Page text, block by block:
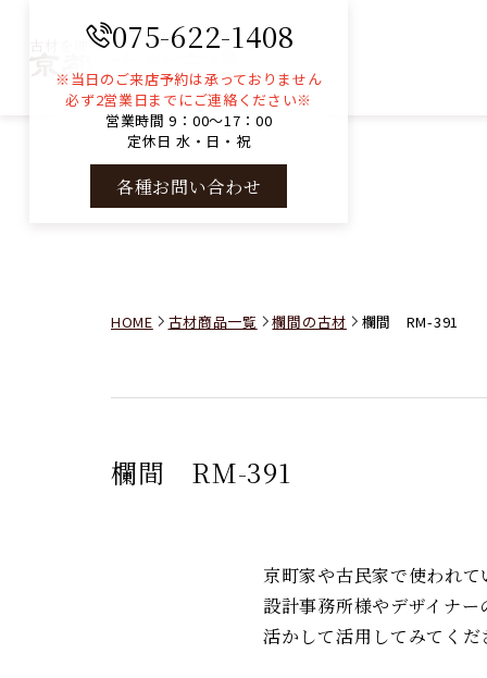
古材を使ったコンサルティングと販売
075-622-1408
※当日のご来店予約は承っておりません
必ず2営業日までにご連絡ください※
営業時間 9：00～17：00
定休日 水・日・祝
各種お問い合わせ
HOME 古材商品一覧 欄間の古材 欄間 RM-391
欄間 RM-391
京町家や古民家で使われ
設計事務所様やデザイナ
活かして活用してみてくだ